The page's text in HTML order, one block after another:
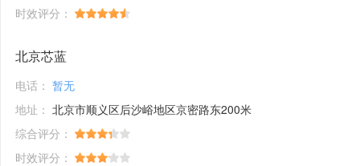
时效评分：
北京芯蓝
电话： 暂无
地址： 北京市顺义区后沙峪地区京密路东200米
综合评分：
时效评分：